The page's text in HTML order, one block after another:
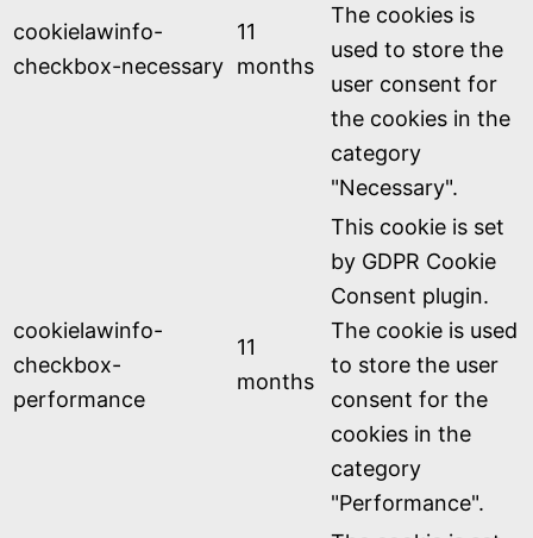
cookielawinfo-
checkbox-necessary
11
months
The cookies is
used to store the
user consent for
the cookies in the
category
"Necessary".
cookielawinfo-
checkbox-
performance
11
months
This cookie is set
by GDPR Cookie
Consent plugin.
The cookie is used
to store the user
consent for the
cookies in the
category
"Performance".